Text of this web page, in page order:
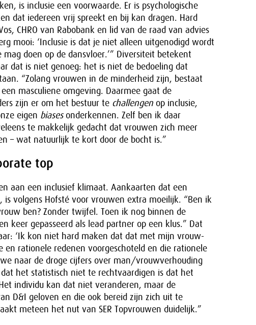
is inclusie een voorwaarde. Er is psychologische
dat iedereen vrij spreekt en bij kan dragen. Hard
CHRO van Rabobank en lid van de raad van advies
mooi: ‘Inclusie is dat je niet alleen uitgenodigd wordt
doen op de dansvloer.’” Diversiteit betekent
dat is niet genoeg: het is niet de bedoeling dat
“Zolang vrouwen in de minderheid zijn, bestaat
masculiene omgeving. Daarmee gaat de
zijn er om het bestuur te challengenop inclusie,
eigen biasesonderkennen. Zelf ben ik daar
te makkelijk gedacht dat vrouwen zich meer
– wat natuurlijk te kort door de bocht is.”
top
aan een inclusief klimaat. Aankaarten dat een
is volgens Hofsté voor vrouwen extra moeilijk. “Ben ik
ben? Zonder twijfel. Toen ik nog binnen de
keer gepasseerd als lead partner op een klus.” Dat
‘Ik kon niet hard maken dat dat met mijn vrouw-
rationele redenen voorgeschoteld en die rationele
naar de droge cijfers over man/vrouwverhouding
het statistisch niet te rechtvaardigen is dat het
individu kan dat niet veranderen, maar de
D&I geloven en die ook bereid zijn zich uit te
meteen het nut van SER Topvrouwen duidelijk.”